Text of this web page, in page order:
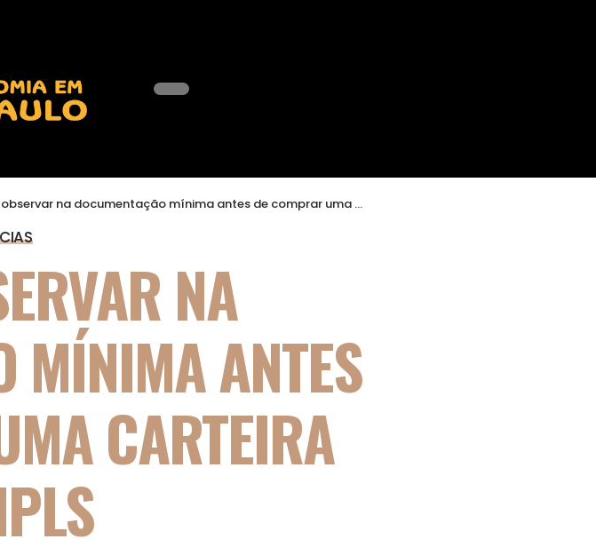
na documentação mínima antes de comprar uma carteira de NPLs
NA
MÍNIMA ANTES
CARTEIRA